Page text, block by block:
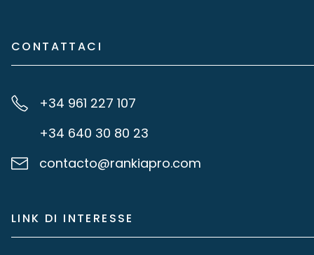
CONTATTACI
+34 961 227 107
+34 640 30 80 23
contacto@rankiapro.com
LINK DI INTERESSE